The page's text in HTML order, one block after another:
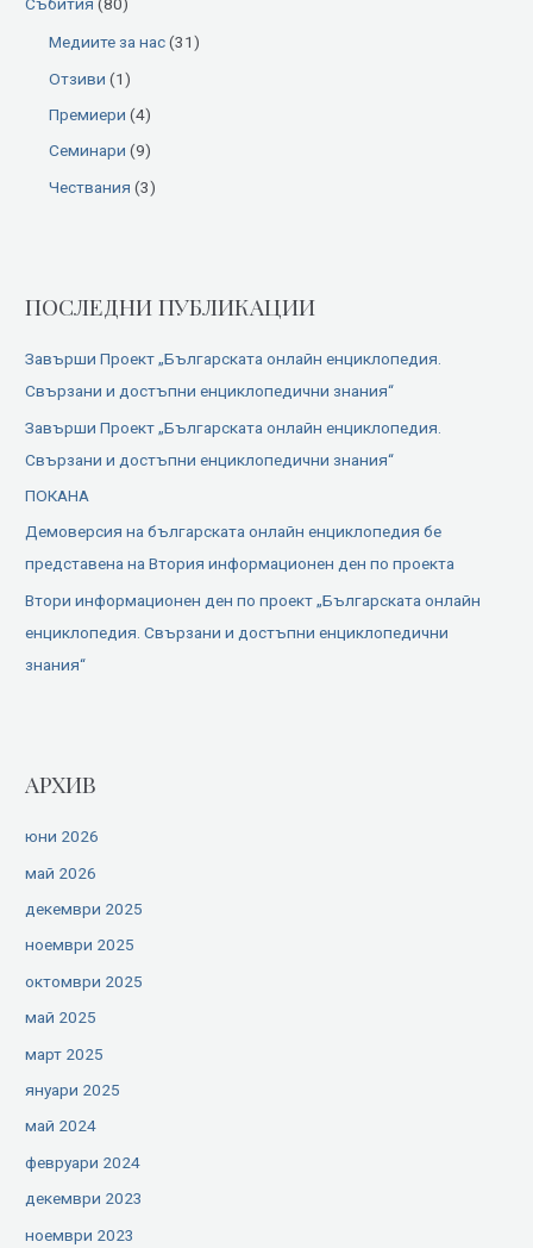
Медиите за нас(31)
Отзиви (1)
Премиери (4)
Семинари (9)
Чествания (3)
ПОСЛЕДНИ ПУБЛИКАЦИИ
Завърши Проект „Българската онлайн енциклопедия.
Свързани и достъпни енциклопедични знания“
Завърши Проект „Българската онлайн енциклопедия.
Свързани и достъпни енциклопедични знания“
ПОКАНА
Демоверсия на българската онлайн енциклопедия бе
представена на Втория информационен ден по проекта
Втори информационен ден по проект „Българската онлайн
енциклопедия. Свързани и достъпни енциклопедични
знания“
АРХИВ
юни 2026
май 2026
декември 2025
ноември 2025
октомври 2025
май 2025
март 2025
януари 2025
май 2024
февруари 2024
декември 2023
ноември 2023